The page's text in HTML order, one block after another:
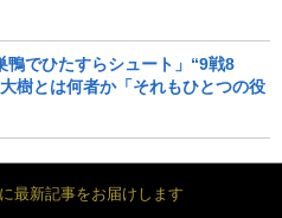
でひたすらシュート」“9戦8
樹とは何者か「それもひとつの役
最新記事をお届けします